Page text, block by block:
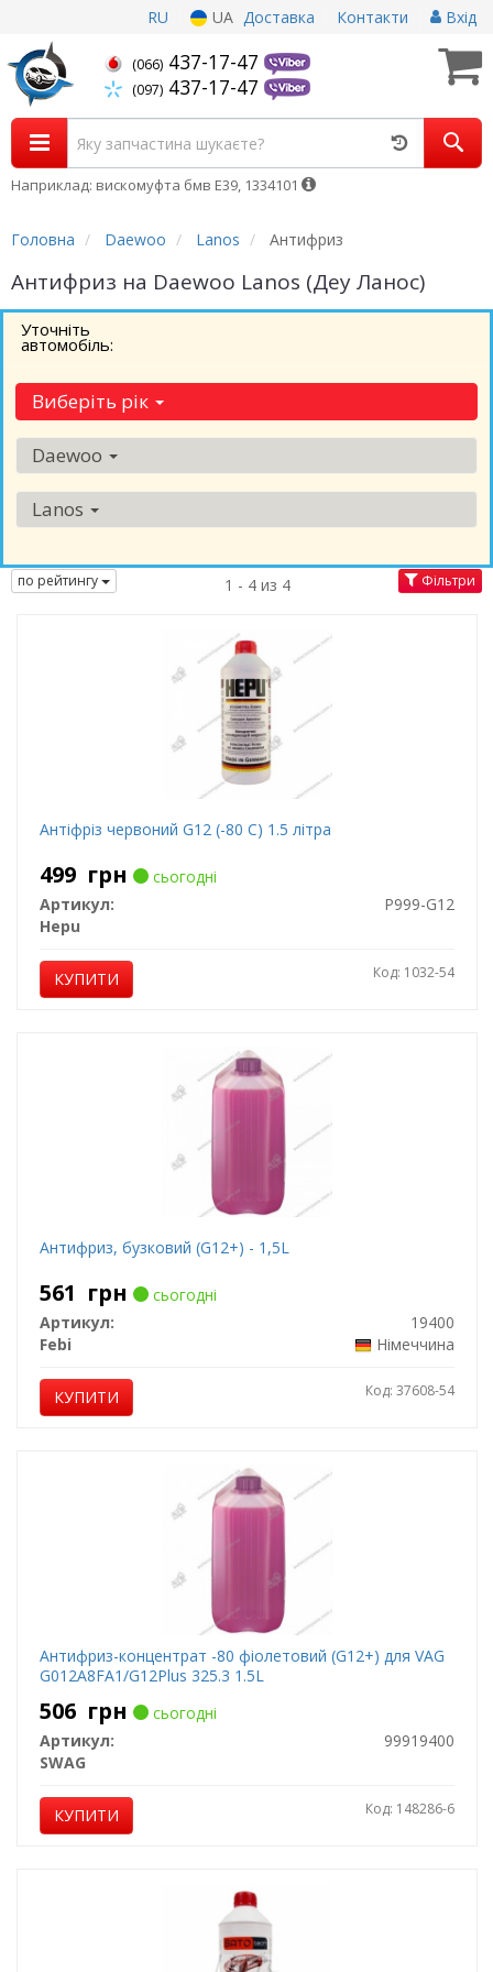
RU UA Доставка Контакти Вхід
(066) 437-17-47
(097) 437-17-47
Наприклад: вискомуфта бмв Е39, 1334101
Головна Daewoo Lanos Антифриз
Антифриз на Daewoo Lanos (Деу Ланос)
Уточніть
автомобіль:
Виберіть рік
Daewoo
Lanos
по рейтингу 1 - 4 из 4 Фільтри
Антіфріз червоний G12 (-80 C) 1.5 літра
499 грн
сьогодні
Артикул:
P999-G12
Hepu
КУПИТИ Код: 1032-54
Антифриз, бузковий (G12+) - 1,5L
561 грн
сьогодні
Артикул:
19400
Febi
Німеччина
КУПИТИ Код: 37608-54
Антифриз-концентрат -80 фіолетовий (G12+) для VAG
G012A8FA1/G12Plus 325.3 1.5L
506 грн
сьогодні
Артикул:
99919400
SWAG
КУПИТИ Код: 148286-6